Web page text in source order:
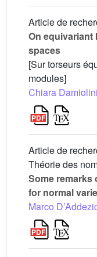
Article de
On
spaces
[Sur torseurs
modules]
Chiara Damiolini
Article de
Théorie des
Some
for normal
Marco